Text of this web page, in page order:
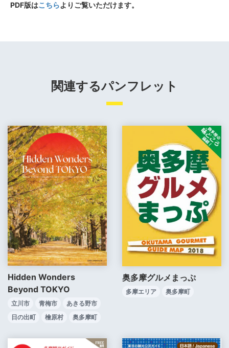
PDF版はこちらよりご覧いただけます。
関連するパンフレット
Hidden Wonders
Beyond TOKYO
立川市 青梅市
あきる野市
日の出町
檜原村 奥多摩町
奥多摩グルメまっぷ
多摩エリア 奥多摩町